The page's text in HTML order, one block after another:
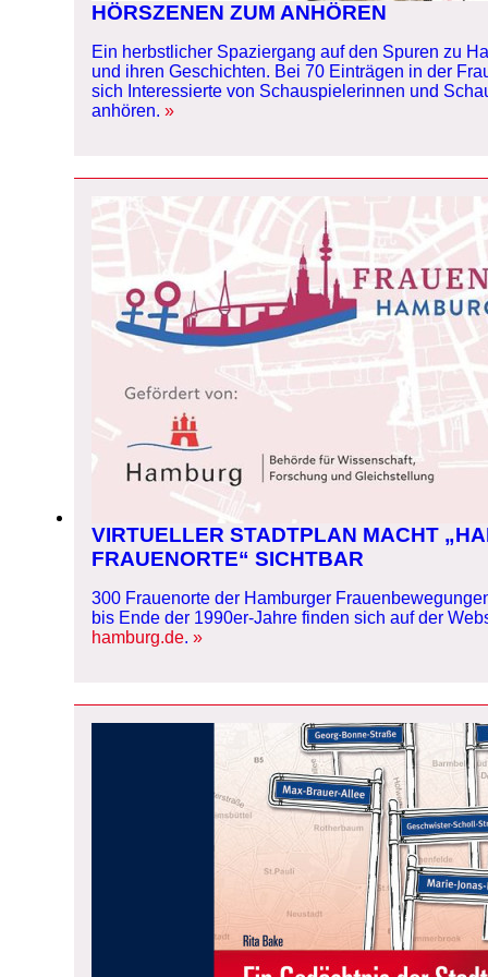
HÖRSZENEN ZUM ANHÖREN
Ein herbstlicher Spaziergang auf den Spuren zu
und ihren Geschichten. Bei 70 Einträgen in der
sich Interessierte von Schauspielerinnen und
anhören.
VIRTUELLER STADTPLAN MACHT
FRAUENORTE“ SICHTBAR
300 Frauenorte der Hamburger
bis Ende der 1990er-Jahre finden sich auf der
hamburg.de.